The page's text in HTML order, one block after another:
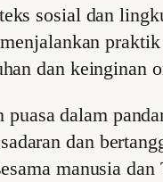
sosial dan
dan keinginan
dalam
dan
manusia